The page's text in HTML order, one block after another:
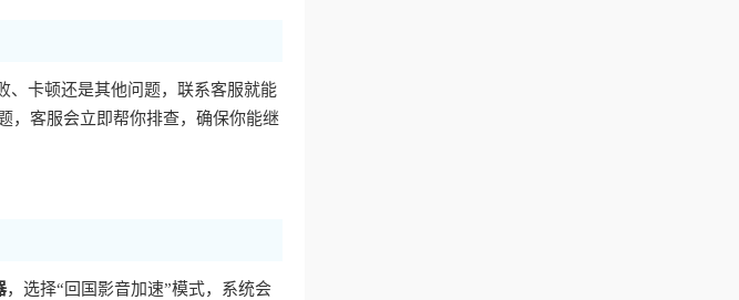
、卡顿还是其他问题，联系客服就能
，客服会立即帮你排查，确保你能继
，选择“回国影音加速”模式，系统会